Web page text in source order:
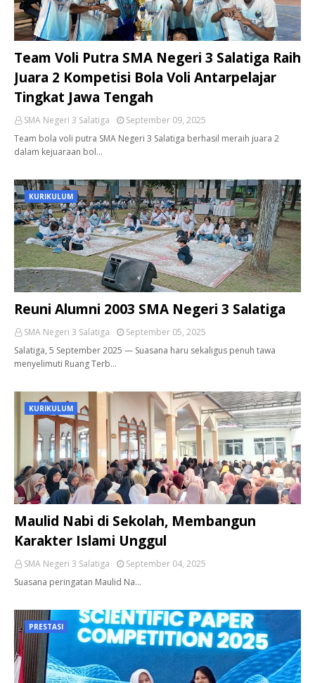
Team Voli Putra SMA Negeri 3 Salatiga Raih
Juara 2 Kompetisi Bola Voli Antarpelajar
Tingkat Jawa Tengah
SMA Negeri 3 Salatiga
September 09, 2025
Team bola voli putra SMA Negeri 3 Salatiga berhasil meraih juara 2
dalam kejuaraan bol…
KURIKULUM
Reuni Alumni 2003 SMA Negeri 3 Salatiga
SMA Negeri 3 Salatiga
September 05, 2025
Salatiga, 5 September 2025 — Suasana haru sekaligus penuh tawa
menyelimuti Ruang Terb…
KURIKULUM
Maulid Nabi di Sekolah, Membangun
Karakter Islami Unggul
SMA Negeri 3 Salatiga
September 04, 2025
Suasana peringatan Maulid Na…
PRESTASI